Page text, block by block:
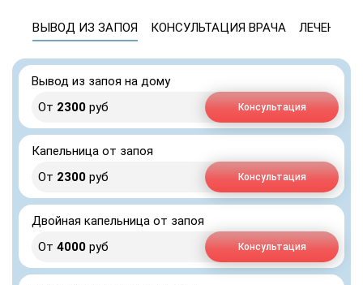
ВЫВОД ИЗ ЗАПОЯ КОНСУЛЬТАЦИЯ ВРАЧА ЛЕЧЕНИЕ
Вывод из запоя на дому
От 2300 руб Консультация
Капельница от запоя
От 2300 руб Консультация
Двойная капельница от запоя
От 4000 руб Консультация